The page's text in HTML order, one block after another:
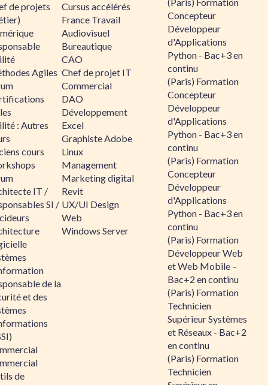
de projets
Agiles
: Autres
cours
IT /
SI /
de la
et des
de
Cursus accélérés
France Travail
Audiovisuel
Bureautique
CAO
Chef de projet IT
Commercial
DAO
Développement
Excel
Graphiste Adobe
Linux
Management
Marketing digital
Revit
UX/UI Design
Web
Windows Server
Concepteur
Développeur
d'Applications
Python - Bac+3 en
continu
(Paris) Formation
Concepteur
Développeur
d'Applications
Python - Bac+3 en
continu
(Paris) Formation
Concepteur
Développeur
d'Applications
Python - Bac+3 en
continu
(Paris) Formation
Développeur Web
et Web Mobile –
Bac+2 en continu
(Paris) Formation
Technicien
Supérieur Systèmes
et Réseaux - Bac+2
en continu
(Paris) Formation
Technicien